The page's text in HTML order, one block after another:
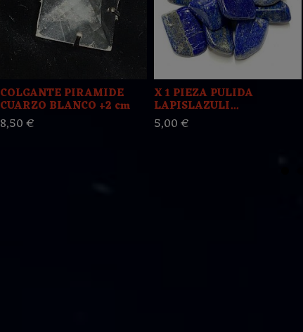
COLGANTE PIRAMIDE
CUARZO BLANCO +2 cm
8,50 €
X 1 PIEZA PULIDA
LAPISLAZULI...
5,00 €